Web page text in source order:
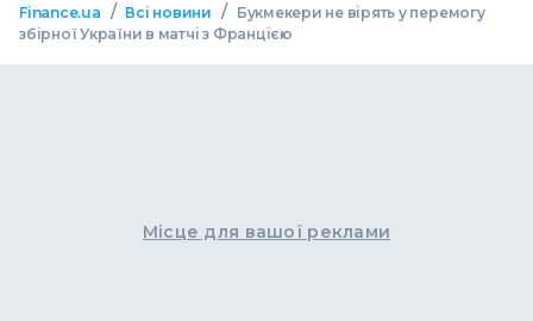
Finance.ua / Всі новини /
Букмекери не вірять у перемогу
збірної України в матчі з Францією
Місце для вашої реклами